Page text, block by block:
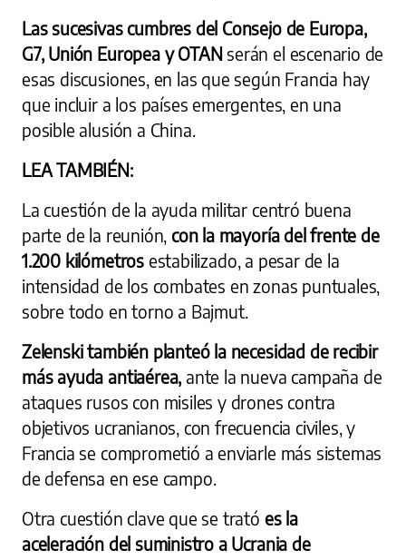
Las sucesivas cumbres del Consejo de Europa,
G7, Unión Europea y OTANserán el escenario de
esas discusiones, en las que según Francia hay
que incluir a los países emergentes, en una
posible alusión a China.
LEA TAMBIÉN:
La cuestión de la ayuda militar centró buena
parte de la reunión, con la mayoría del frente de
1.200 kilómetros estabilizado, a pesar de la
intensidad de los combates en zonas puntuales,
sobre todo en torno a Bajmut.
Zelenski también planteó la necesidad de recibir
más ayuda antiaérea, ante la nueva campaña de
ataques rusos con misiles y drones contra
objetivos ucranianos, con frecuencia civiles, y
Francia se comprometió a enviarle más sistemas
de defensa en ese campo.
Otra cuestión clave que se trató es la
aceleración del suministro a Ucrania de